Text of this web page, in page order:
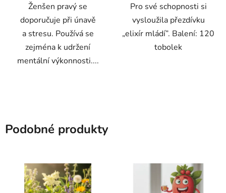
Ženšen pravý se
doporučuje při únavě
a stresu. Používá se
zejména k udržení
mentální výkonnosti....
Pro své schopnosti si
vysloužila přezdívku
„elixír mládí”. Balení: 120
tobolek
Podobné produkty